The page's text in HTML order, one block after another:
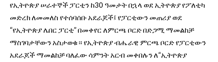
የኢትዮጵያ ሠራተኞች ፓርቲን ከ30 ዓመታት በኋላ ወደ ኢትዮጵያ የፖለቲካ
መድረክ ለመመለስ የተሰባሰቡ አደራጆች፤ የፓርቲውን መጠሪያ ወደ
“የኢትዮጵያ ሌበር ፓርቲ” በመቀየር ለምርጫ ቦርድ በድጋሚ ማመልከቻ
ማስገባታቸውን አስታወቁ። የኢትዮጵያ ብሔራዊ ምርጫ ቦርድ የፓርቲውን
አደራጆች ማመልከቻ ባለፈው ሳምንት አርብ መቀበሉን ለ“ኢትዮጵያ